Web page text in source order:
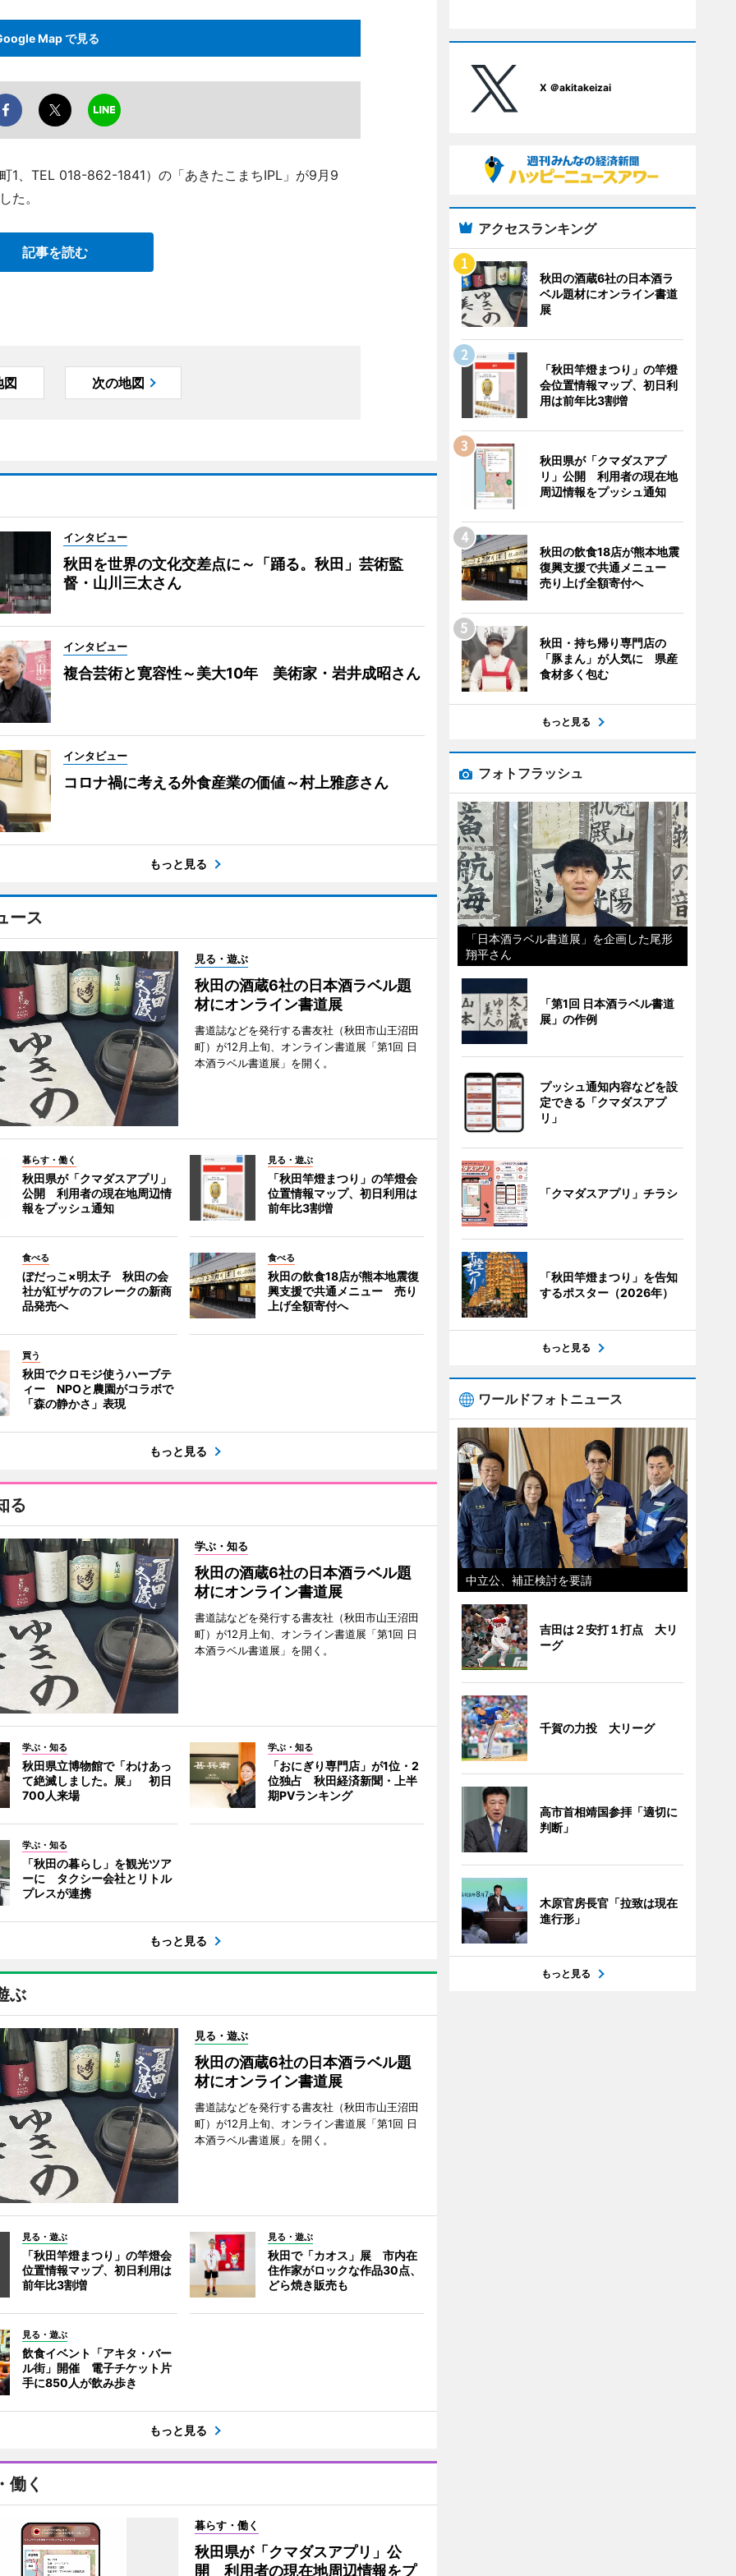
Map で見る
1、TEL 018-862-1841）の「あきたこまちIPL」が9月9
た。
記事を読む
図 次の地図
インタビュー
秋田を世界の文化交差点に～「踊る。秋田」芸術監
督・山川三太さん
インタビュー
複合芸術と寛容性～美大10年 美術家・岩井成昭さん
インタビュー
コロナ禍に考える外食産業の価値～村上雅彦さん
もっと見る
ース
見る・遊ぶ
秋田の酒蔵6社の日本酒ラベル題
材にオンライン書道展
書道誌などを発行する書友社（秋田市山王沼田
町）が12月上旬、オンライン書道展「第1回 日
本酒ラベル書道展」を開く。
暮らす・働く
秋田県が「クマダスアプリ」
公開 利用者の現在地周辺情
報をプッシュ通知
見る・遊ぶ
「秋田竿燈まつり」の竿燈会
位置情報マップ、初日利用は
前年比3割増
食べる
ぼだっこ×明太子 秋田の会
社が紅ザケのフレークの新商
品発売へ
食べる
秋田の飲食18店が熊本地震復
興支援で共通メニュー 売り
上げ全額寄付へ
買う
秋田でクロモジ使うハーブテ
ィー NPOと農園がコラボで
「森の静かさ」表現
もっと見る
る
学ぶ・知る
秋田の酒蔵6社の日本酒ラベル題
材にオンライン書道展
書道誌などを発行する書友社（秋田市山王沼田
町）が12月上旬、オンライン書道展「第1回 日
本酒ラベル書道展」を開く。
学ぶ・知る
秋田県立博物館で「わけあっ
て絶滅しました。展」 初日
700人来場
学ぶ・知る
「おにぎり専門店」が1位・2
位独占 秋田経済新聞・上半
期PVランキング
学ぶ・知る
「秋田の暮らし」を観光ツア
ーに タクシー会社とリトル
プレスが連携
もっと見る
ぶ
見る・遊ぶ
秋田の酒蔵6社の日本酒ラベル題
材にオンライン書道展
書道誌などを発行する書友社（秋田市山王沼田
町）が12月上旬、オンライン書道展「第1回 日
本酒ラベル書道展」を開く。
見る・遊ぶ
「秋田竿燈まつり」の竿燈会
位置情報マップ、初日利用は
前年比3割増
見る・遊ぶ
秋田で「カオス」展 市内在
住作家がロックな作品30点、
どら焼き販売も
見る・遊ぶ
飲食イベント「アキタ・バー
ル街」開催 電子チケット片
手に850人が飲み歩き
もっと見る
働く
暮らす・働く
秋田県が「クマダスアプリ」公
開 利用者の現在地周辺情報をプ
X ＠akitakeizai
アクセスランキング
秋田の酒蔵6社の日本酒ラ
ベル題材にオンライン書道
展
「秋田竿燈まつり」の竿燈
会位置情報マップ、初日利
用は前年比3割増
秋田県が「クマダスアプ
リ」公開 利用者の現在地
周辺情報をプッシュ通知
秋田の飲食18店が熊本地震
復興支援で共通メニュー
売り上げ全額寄付へ
秋田・持ち帰り専門店の
「豚まん」が人気に 県産
食材多く包む
もっと見る
フォトフラッシュ
「日本酒ラベル書道展」を企画した尾形
翔平さん
「第1回 日本酒ラベル書道
展」の作例
プッシュ通知内容などを設
定できる「クマダスアプ
リ」
「クマダスアプリ」チラシ
「秋田竿燈まつり」を告知
するポスター（2026年）
もっと見る
ワールドフォトニュース
中立公、補正検討を要請
吉田は２安打１打点 大リ
ーグ
千賀の力投 大リーグ
高市首相靖国参拝「適切に
判断」
木原官房長官「拉致は現在
進行形」
もっと見る